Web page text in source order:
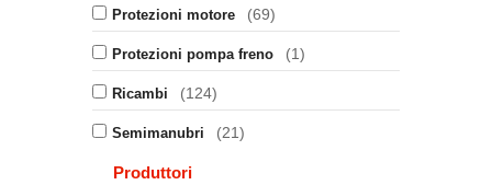
Protezioni motore (69)
Protezioni pompa freno (1)
Ricambi (124)
Semimanubri (21)
Produttori